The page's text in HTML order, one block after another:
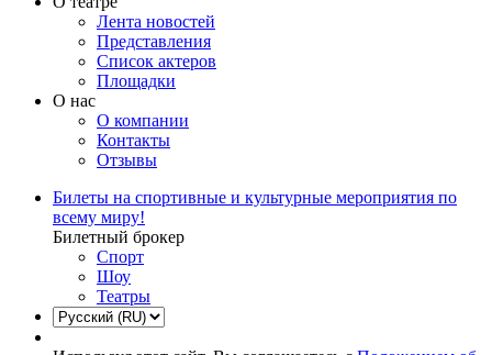
Лента новостей
Представления
Список актеров
Площадки
О нас
О компании
Контакты
Отзывы
Билеты на спортивные и культурные мероприятия по
всему миру!
Билетный брокер
Спорт
Шоу
Театры